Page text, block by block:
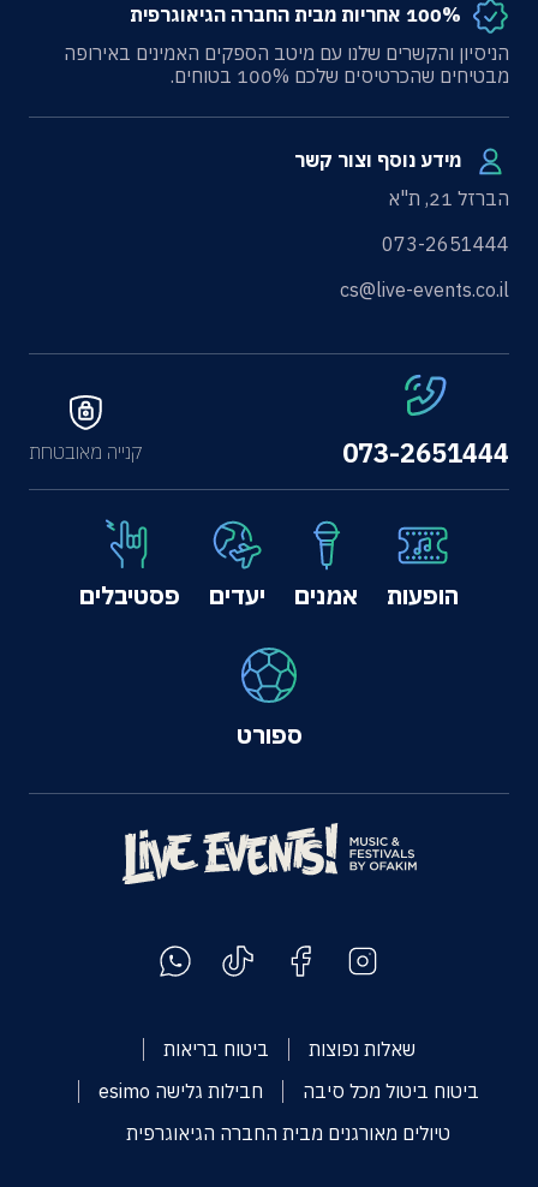
100% אחריות מבית החברה הגיאוגרפית
הניסיון והקשרים שלנו עם מיטב הספקים האמינים באירופה
מבטיחים שהכרטיסים שלכם 100% בטוחים.
מידע נוסף וצור קשר
הברזל 21, ת"א
073-2651444
cs@live-events.co.il
073-2651444
הופעות אמנים יעדים פסטיבלים
ספורט
קנייה מאובטחת
שאלות נפוצות
ביטוח בריאות
ביטוח ביטול מכל סיבה
חבילות גלישה esimo
טיולים מאורגנים מבית החברה הגיאוגרפית